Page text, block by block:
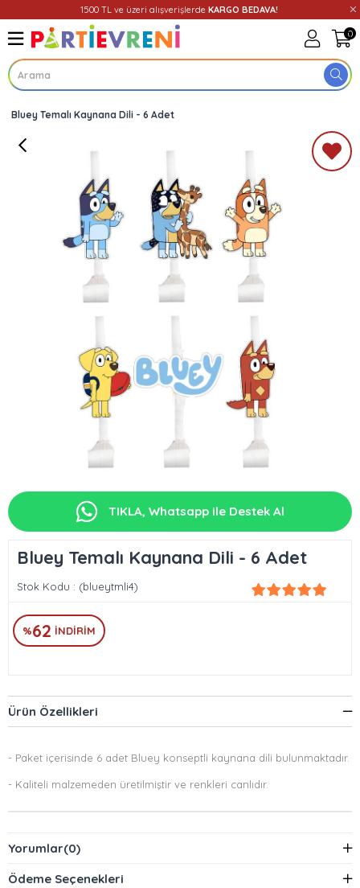
1500 TL ve üzeri alışverişlerde KARGO BEDAVA!
0
Üye Girişi
Bluey Temalı Kaynana Dili - 6 Adet
TIKLA, Whatsapp ile Destek Al
Bluey Temalı Kaynana Dili - 6 Adet
Stok Kodu (blueytmli4)
%62 İNDIRIM
Ürün Özellikleri
- Paket içerisinde 6 adet Bluey konseptli kaynana dili bulunmaktadır.
- Kaliteli malzemeden üretilmiştir ve renkleri canlıdır.
Yorumlar(0)
Ödeme Seçenekleri